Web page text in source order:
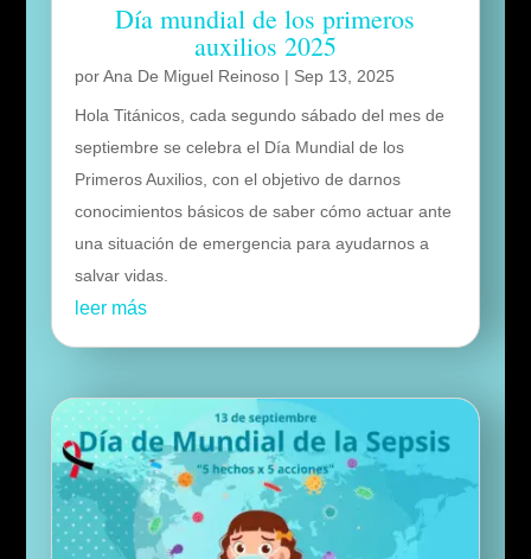
Día mundial de los primeros
auxilios 2025
porAna De Miguel Reinoso| Sep 13, 2025
Hola Titánicos, cada segundo sábado del mes de
septiembre se celebra el Día Mundial de los
Primeros Auxilios, con el objetivo de darnos
conocimientos básicos de saber cómo actuar ante
una situación de emergencia para ayudarnos a
salvar vidas.
leer más